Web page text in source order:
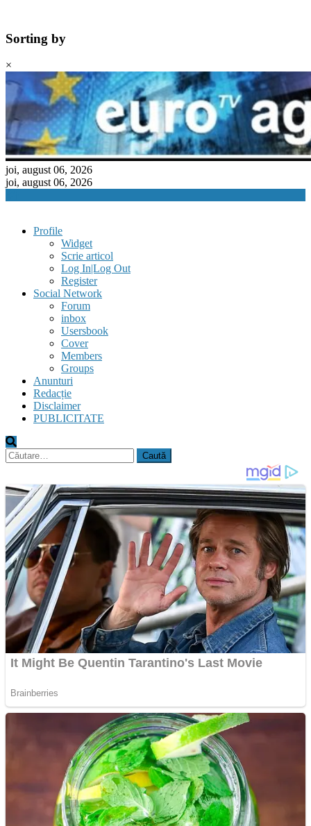
Sorting by
×
to
content
joi, august 06, 2026
joi, august 06, 2026
Profile
Widget
Scrie articol
Log In|Log Out
Register
Social Network
Forum
inbox
Usersbook
Cover
Members
Groups
Anunturi
Redacție
Disclaimer
PUBLICITATE
Caută
după: